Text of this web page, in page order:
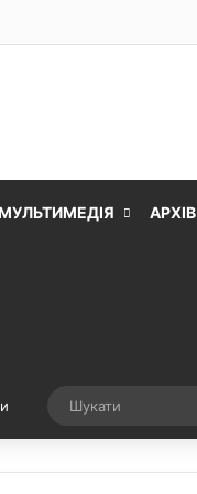
АРХІВ
Випадкова стаття